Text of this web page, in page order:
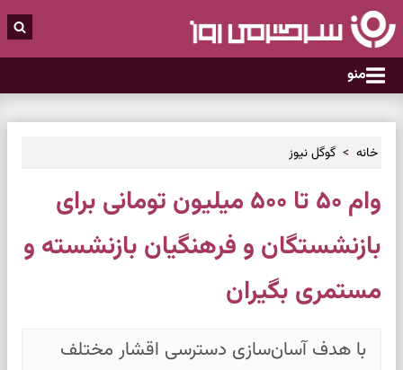
منو
خانه گوگل نیوز
وام ۵۰ تا ۵۰۰ میلیون تومانی برای
بازنشستگان و فرهنگیان بازنشسته و
مستمری بگیران
با هدف آسان‌سازی دسترسی اقشار مختلف